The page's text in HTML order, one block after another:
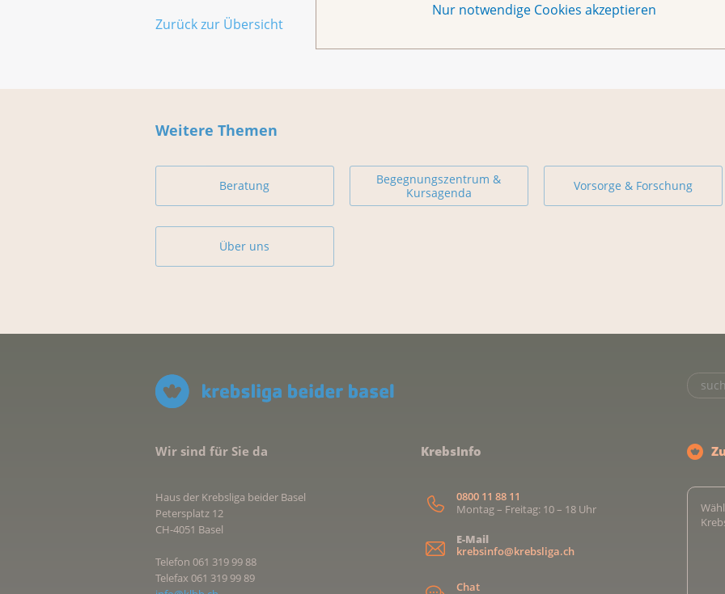
Nur notwendige Cookies akzeptieren
Zurück zur Übersicht
Weitere Themen
Beratung
Begegnungszentrum &
Kursagenda
Vorsorge & Forschung
Über uns
Wir sind für Sie da
Haus der Krebsliga beider Basel
Petersplatz 12
CH-4051 Basel
Telefon 061 319 99 88
Telefax 061 319 99 89
KrebsInfo
0800 11 88 11
Montag – Freitag: 10 – 18 Uhr
E-Mail
krebsinfo@krebsliga.ch
Chat